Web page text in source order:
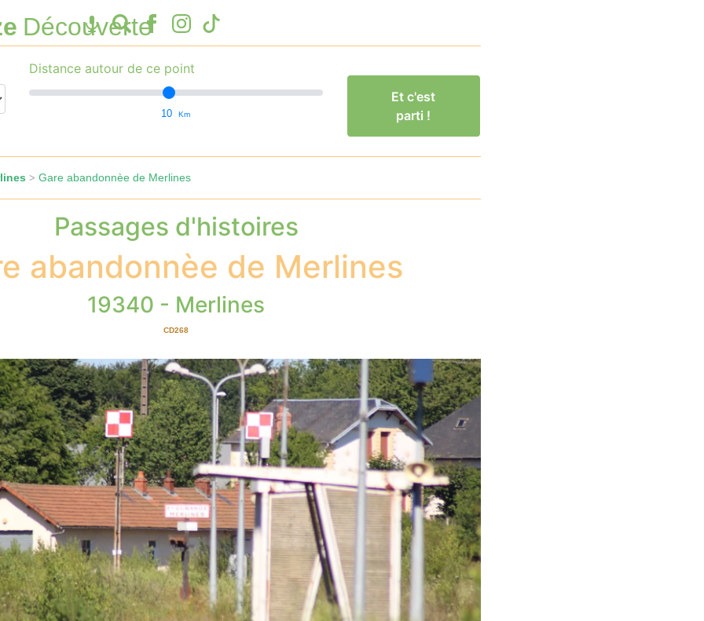
Découverte
Distance autour de ce point
10 Km
Et c'est
parti !
> Gare abandonnèe de Merlines
Passages d'histoires
abandonnèe de Merlines
19340 - Merlines
CD268